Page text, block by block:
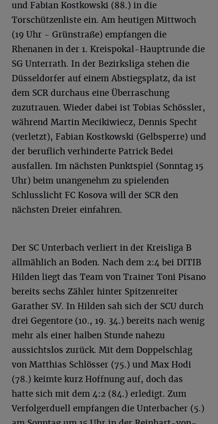
und Fabian Kostkowski (88.) in die
Torschützenliste ein. Am heutigen Mittwoch
(19 Uhr - Grünstraße) empfangen die
Rhenanen in der 1. Kreispokal-Hauptrunde die
SG Unterrath. In der Bezirksliga stehen die
Düsseldorfer auf einem Abstiegsplatz, da ist
dem SCR durchaus eine Überraschung
zuzutrauen. Wieder dabei ist Tobias Schössler,
während Martin Mecikiwiecz, Dennis Specht
(verletzt), Fabian Kostkowski (Gelbsperre) und
der beruflich verhinderte Patrick Bedei
ausfallen. Im nächsten Punktspiel (Sonntag 15
Uhr) beim unangenehm zu spielenden
Schlusslicht FC Kosova will der SCR den
nächsten Dreier einfahren.
Der SC Unterbach verliert in der Kreisliga B
allmählich an Boden. Nach dem 2:4 bei DITIB
Hilden liegt das Team von Trainer Toni Pisano
bereits sechs Zähler hinter Spitzenreiter
Garather SV. In Hilden sah sich der SCU durch
drei Gegentore (10., 19. 34.) bereits nach wenig
mehr als einer halben Stunde nahezu
aussichtslos zurück. Mit dem Doppelschlag
von Matthias Schlösser (75.) und Max Hodi
(78.) keimte kurz Hoffnung auf, doch das
hatte sich mit dem 4:2 (84.) erledigt. Zum
Verfolgerduell empfangen die Unterbacher (5.)